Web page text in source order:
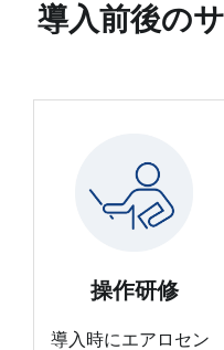
導入前後の
操作研修
導入時にエアロセン